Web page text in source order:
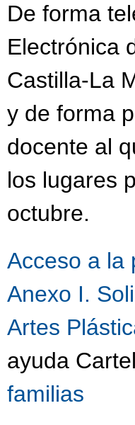
De forma
Electrónica
Castilla-La
y de forma
docente al
los lugares
octubre.
Acceso a la
Anexo I.
Artes
ayuda
familias